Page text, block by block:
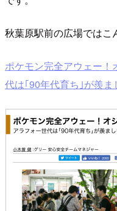
秋葉原駅前の広場では
ポケモン完全アウェー
代は｢90年代育ち｣が羨